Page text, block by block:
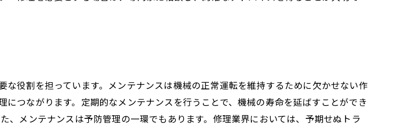
な役割を担っています。メンテナンスは機械の正常運転を維持するために欠かせない作
つながります。定期的なメンテナンスを行うことで、機械の寿命を延ばすことができ
、メンテナンスは予防管理の一環でもあります。修理業界においては、予期せぬトラ